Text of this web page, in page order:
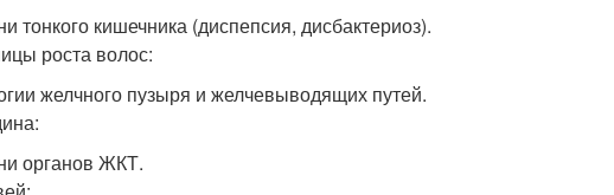
тонкого кишечника (диспепсия, дисбактериоз).
роста волос:
желчного пузыря и желчевыводящих путей.
органов ЖКТ.